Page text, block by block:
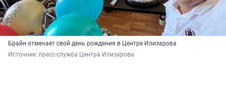
Брайн отмечает свой день рождения в Центре Илизарова
Источник: пресс-служба Центра Илизарова